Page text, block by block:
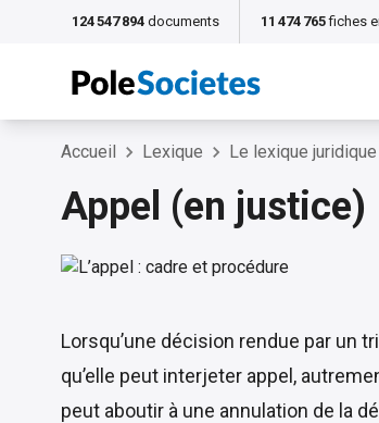
124 547 894 documents 11 474 765 fiches
Accueil Lexique Le lexique
Appel (en justice)
Lorsqu’une décision rendue par un
qu’elle peut interjeter appel,
peut aboutir à une annulation de la